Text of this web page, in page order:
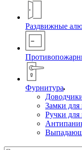
Раздвижные
Фурнитура
Замки
Ручки